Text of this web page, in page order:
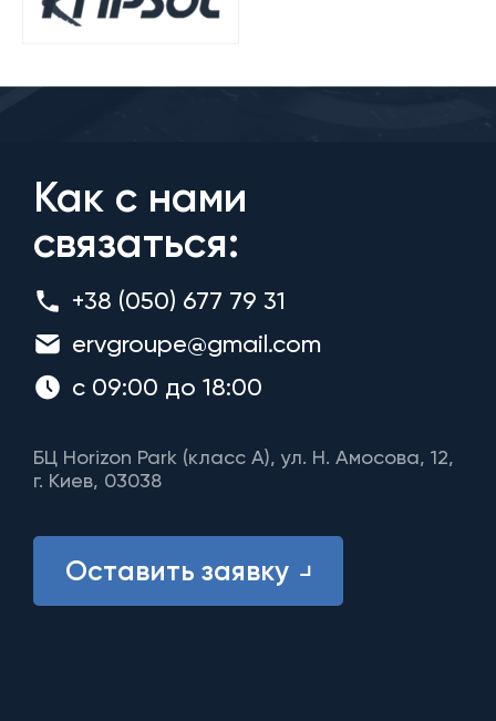
Как с нами
связаться:
+38 (050) 677 79 31
ervgroupe@gmail.com
с 09:00 до 18:00
БЦ Horizon Park (класс A), ул. Н. Амосова, 12,
г. Киев, 03038
Оставить заявку